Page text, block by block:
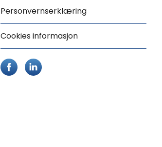
Personvernserklæring
Cookies informasjon